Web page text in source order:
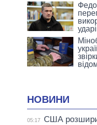
НОВИНИ
05:17
США